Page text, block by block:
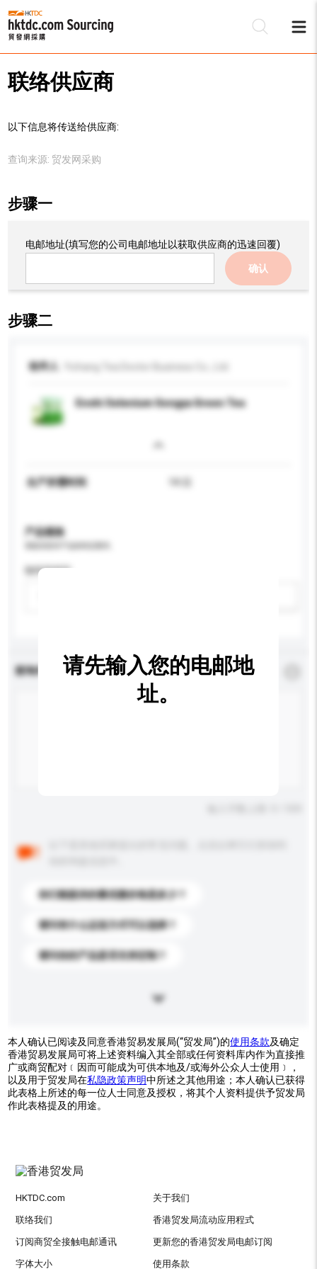
联络供应商
以下信息将传送给供应商:
查询来源: 贸发网采购
步骤一
电邮地址(填写您的公司电邮地址以获取供应商的迅速回覆)
确认
步骤二
收件人
Enshi Selenium Gongya Green Tea
生产所需时间
产品规格
咖啡因类型
查询内容 *必须填写
你们能提供的最优惠价格是多少？
请问有什么运送方式可以选择？
请问你的产品是否支持定制？
请先输入您的电邮地
址。
本人确认已阅读及同意香港贸易发展局(“贸发局”)的使用条款及确定
香港贸易发展局可将上述资料编入其全部或任何资料库内作为直接推
广或商贸配对﹝因而可能成为可供本地及/或海外公众人士使用﹞，
以及用于贸发局在私隐政策声明中所述之其他用途；本人确认已获得
此表格上所述的每一位人士同意及授权，将其个人资料提供予贸发局
作此表格提及的用途。
HKTDC.com 关于我们
联络我们 香港贸发局流动应用程式
订阅商贸全接触电邮通讯 更新您的香港贸发局电邮订阅
字体大小 使用条款